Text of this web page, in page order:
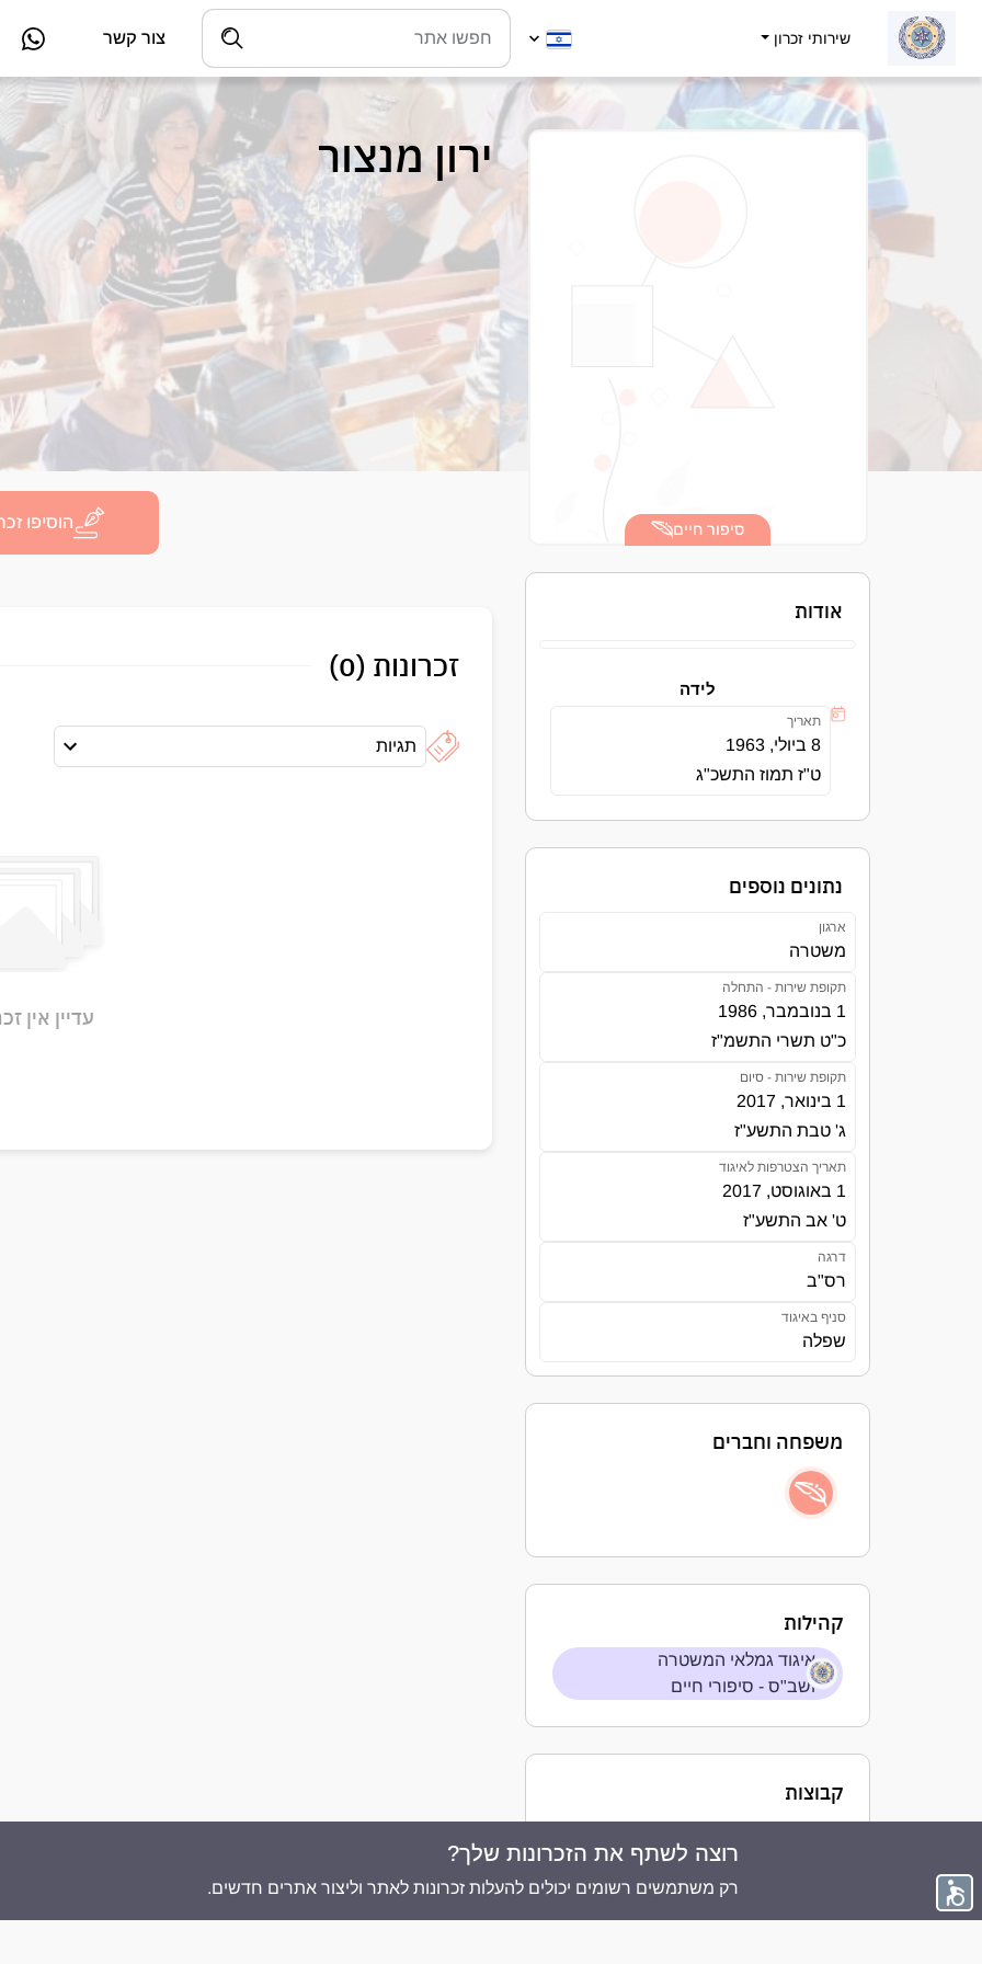
שירותי זכרון צור קשר
סיפור חיים
אודות
לידה
תאריך
8 ביולי, 1963
ט"ז תמוז התשכ"ג
נתונים נוספים
ארגון
משטרה
תקופת שירות - התחלה
1 בנובמבר, 1986
כ"ט תשרי התשמ"ז
תקופת שירות - סיום
1 בינואר, 2017
ג' טבת התשע"ז
תאריך הצטרפות לאיגוד
1 באוגוסט, 2017
ט' אב התשע"ז
דרגה
רס"ב
סניף באיגוד
שפלה
משפחה וחברים
קהילות
איגוד גמלאי המשטרה
ושב"ס - סיפורי חיים
קבוצות
ירון מנצור
הוסיפו
זכרונות (0)
תגיות
עדיין אין
רוצה לשתף את הזכרונות שלך?
רק משתמשים רשומים יכולים להעלות זכרונות לאתר וליצור אתרים חדשים. © 2026 ממוריז פלוס - כל הזכויות שמורות